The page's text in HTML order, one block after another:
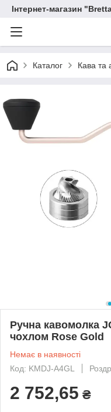
Інтернет-магазин
Каталог Кава та
Ручна кавомолка
чохлом Rose Gold
Немає в наявності
Код: KMDJ-A4GL
2 752,65 ₴